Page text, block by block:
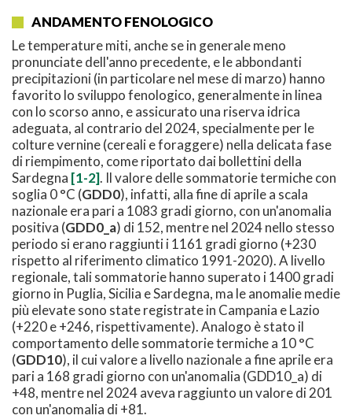
ANDAMENTO FENOLOGICO
Le temperature miti, anche se in generale meno
pronunciate dell'anno precedente, e le abbondanti
precipitazioni (in particolare nel mese di marzo) hanno
favorito lo sviluppo fenologico, generalmente in linea
con lo scorso anno, e assicurato una riserva idrica
adeguata, al contrario del 2024, specialmente per le
colture vernine (cereali e foraggere) nella delicata fase
di riempimento, come riportato dai bollettini della
Sardegna [1-2]. Il valore delle sommatorie termiche con
soglia 0 °C (GDD0), infatti, alla fine di aprile a scala
nazionale era pari a 1083 gradi giorno, con un'anomalia
positiva (GDD0_a) di 152, mentre nel 2024 nello stesso
periodo si erano raggiunti i 1161 gradi giorno (+230
rispetto al riferimento climatico 1991-2020). A livello
regionale, tali sommatorie hanno superato i 1400 gradi
giorno in Puglia, Sicilia e Sardegna, ma le anomalie medie
più elevate sono state registrate in Campania e Lazio
(+220 e +246, rispettivamente). Analogo è stato il
comportamento delle sommatorie termiche a 10 °C
(GDD10), il cui valore a livello nazionale a fine aprile era
pari a 168 gradi giorno con un'anomalia (GDD10_a) di
+48, mentre nel 2024 aveva raggiunto un valore di 201
con un'anomalia di +81.